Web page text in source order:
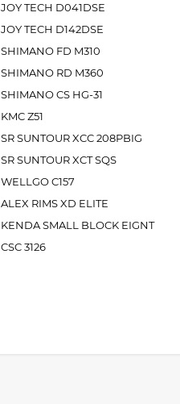
JOY TECH D041DSE
JOY TECH D142DSE
SHIMANO FD M310
SHIMANO RD M360
SHIMANO CS HG-31
KMC Z51
SR SUNTOUR XCC 208PBIG
SR SUNTOUR XCT SQS
WELLGO C157
ALEX RIMS XD ELITE
KENDA SMALL BLOCK EIGNT
CSC 3126